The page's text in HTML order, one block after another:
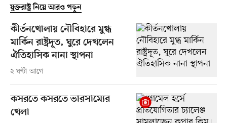
যুক্তরাষ্ট্র নিয়ে আরও পড়ুন
কীর্তনখোলায় নৌবিহারে মুগ্ধ
মার্কিন রাষ্ট্রদূত, ঘুরে দেখলেন
ঐতিহাসিক নানা স্থাপনা
২ ঘণ্টা আগে
কসরতে কসরতে ভারসাম্যের
খেলা